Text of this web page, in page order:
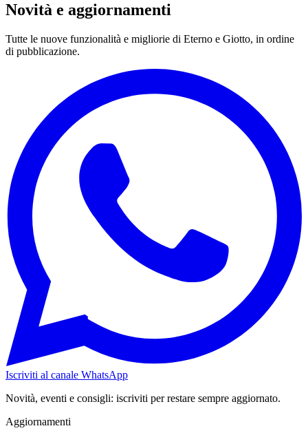
Novità e aggiornamenti
Tutte le nuove funzionalità e migliorie di Eterno e Giotto, in ordine
di pubblicazione.
Iscriviti al canale WhatsApp
Novità, eventi e consigli: iscriviti per restare sempre aggiornato.
Aggiornamenti